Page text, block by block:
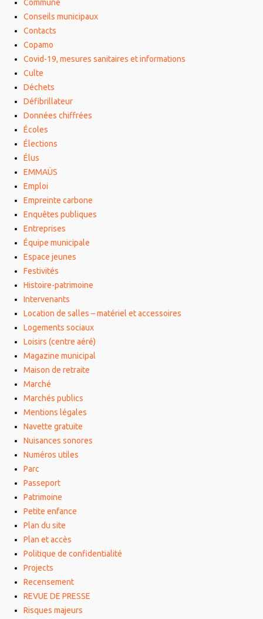
Commune
Conseils municipaux
Contacts
Copamo
Covid-19, mesures sanitaires et informations
Culte
Déchets
Défibrillateur
Données chiffrées
Écoles
Élections
Élus
EMMAÜS
Emploi
Empreinte carbone
Enquêtes publiques
Entreprises
Équipe municipale
Espace jeunes
Festivités
Histoire-patrimoine
Intervenants
Location de salles – matériel et accessoires
Logements sociaux
Loisirs (centre aéré)
Magazine municipal
Maison de retraite
Marché
Marchés publics
Mentions légales
Navette gratuite
Nuisances sonores
Numéros utiles
Parc
Passeport
Patrimoine
Petite enfance
Plan du site
Plan et accès
Politique de confidentialité
Projects
Recensement
REVUE DE PRESSE
Risques majeurs